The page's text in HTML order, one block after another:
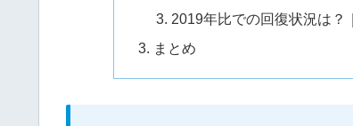
2019年比での回復状況は？
まとめ